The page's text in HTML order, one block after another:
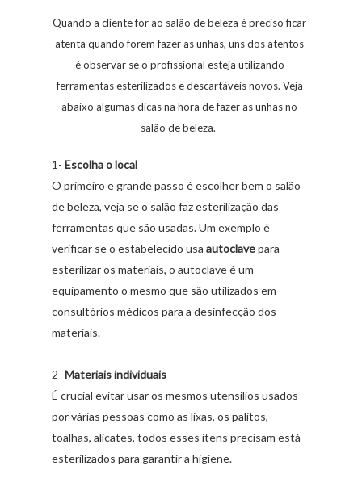
Quando a cliente for ao salão de beleza é preciso ficar
atenta quando forem fazer as unhas, uns dos atentos
é observar se o profissional esteja utilizando
ferramentas esterilizados e descartáveis novos. Veja
abaixo algumas dicas na hora de fazer as unhas no
salão de beleza.
1- Escolhaolocal
O primeiro e grande passo é escolher bem o salão
de beleza, veja se o salão faz esterilização das
ferramentas que são usadas. Um exemplo é
verificar se o estabelecido usa autoclavepara
esterilizar os materiais, o autoclave é um
equipamento o mesmo que são utilizados em
consultórios médicos para a desinfecção dos
materiais.
2- Materiaisindividuais
É crucial evitar usar os mesmos utensílios usados
por várias pessoas como as lixas, os palitos,
toalhas, alicates, todos esses itens precisam está
esterilizados para garantir a higiene.